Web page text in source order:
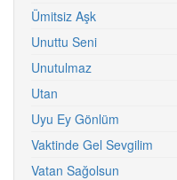
Ümitsiz Aşk
Unuttu Seni
Unutulmaz
Utan
Uyu Ey Gönlüm
Vaktinde Gel Sevgilim
Vatan Sağolsun